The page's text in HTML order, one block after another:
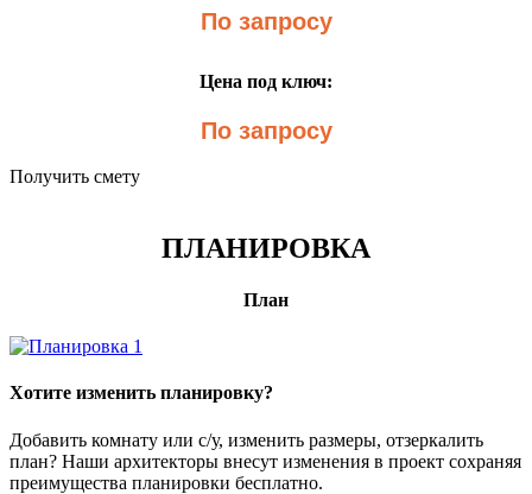
По запросу
Цена под ключ:
По запросу
Получить смету
ПЛАНИРОВКА
План
Хотите изменить планировку?
Добавить комнату или с/у, изменить размеры, отзеркалить
план? Наши архитекторы внесут изменения в проект сохраняя
преимущества планировки бесплатно.